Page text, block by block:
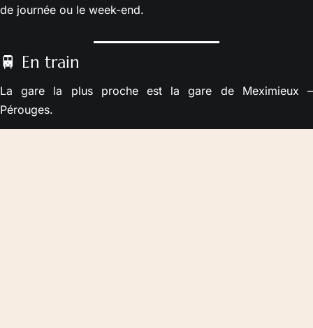
de journée ou le week-end.
🚆 En train
La gare la plus proche est la gare de Meximieux –
Pérouges.